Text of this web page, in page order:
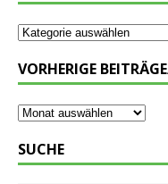
VORHERIGE
SUCHE